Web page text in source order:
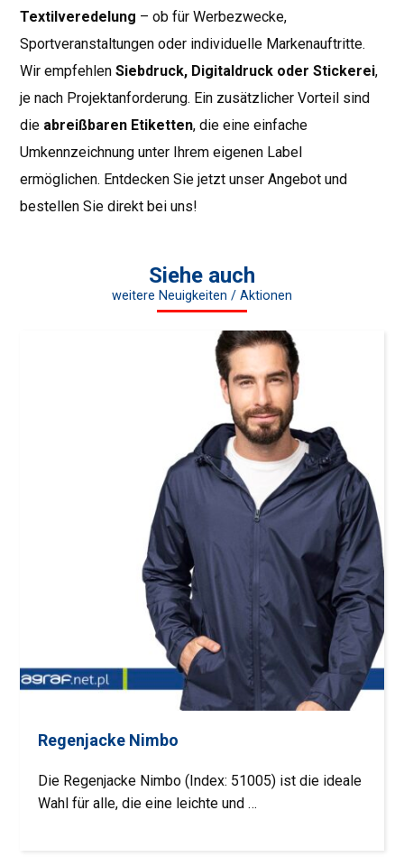
Textilveredelung – ob für Werbezwecke,
Sportveranstaltungen oder individuelle Markenauftritte.
Wir empfehlenSiebdruck, Digitaldruck oder Stickerei,
je nach Projektanforderung. Ein zusätzlicher Vorteil sind
die abreißbaren Etiketten, die eine einfache
Umkennzeichnung unter Ihrem eigenen Label
ermöglichen. Entdecken Sie jetzt unser Angebot und
bestellen Sie direkt bei uns!
Siehe auch
weitere Neuigkeiten / Aktionen
Regenjacke Nimbo
Die Regenjacke Nimbo (Index: 51005) ist die ideale
Wahl für alle, die eine leichte und …